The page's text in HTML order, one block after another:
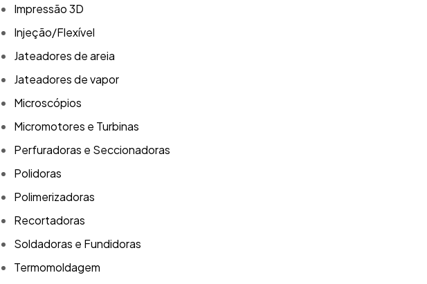
Impressão 3D
Injeção/Flexível
Jateadores de areia
Jateadores de vapor
Microscópios
Micromotores e Turbinas
Perfuradoras e Seccionadoras
Polidoras
Polimerizadoras
Recortadoras
Soldadoras e Fundidoras
Termomoldagem